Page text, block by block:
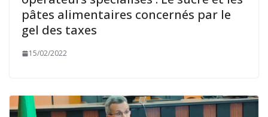
pâtes alimentaires concernés par le
gel des taxes
15/02/2022